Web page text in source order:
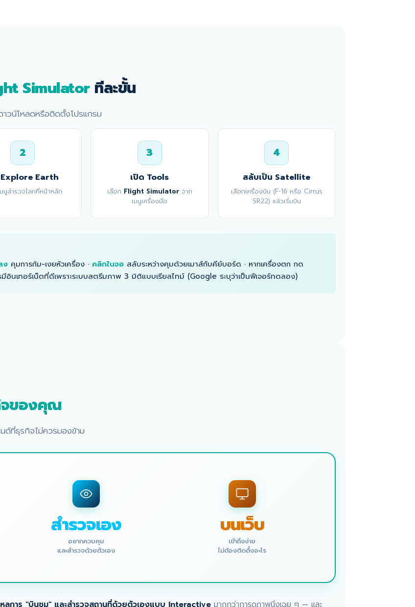
Simulatorทีละขั้น
าวน์โหลดหรือติดตั้งโปรแกรม
2
Earth
นูสำรวจโลกที่หน้าหลัก
3
เปิด Tools
เลือก Flight Simulatorจาก
เมนูเครื่องมือ
4
สลับเป็น Satellite
เลือกเครื่องบิน (F-16 หรือ Cirrus
SR22) แล้วเริ่มบิน
ง คุมการก้ม-เงยหัวเครื่อง · คลิกในจอ สลับระหว่างคุมด้วยเมาส์กับคีย์บอร์ด · หากเครื่องตก กด
อินเทอร์เน็ตที่ดีเพราะระบบสตรีมภาพ 3 มิติแบบเรียลไทม์ (Google ระบุว่าเป็นฟีเจอร์ทดลอง)
ของคุณ
ด์ที่ธุรกิจไม่ควรมองข้าม
สำรวจเอง
อยากควบคุม
และสำรวจด้วยตัวเอง
บนเว็บ
เข้าถึงง่าย
ไม่ต้องติดตั้งอะไร
ลการ "บินชม" และสำรวจสถานที่ด้วยตัวเองแบบ Interactive มากกว่าการดูภาพนิ่งเฉย ๆ — และ